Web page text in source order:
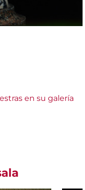
en su galería